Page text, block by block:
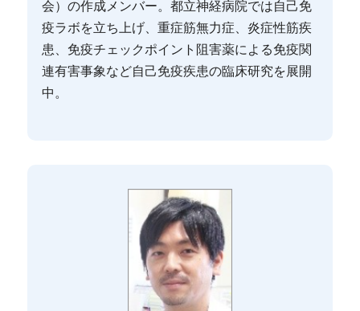
会）の作成メンバー。都立神経病院では自己免
疫ラボを立ち上げ、重症筋無力症、炎症性筋疾
患、免疫チェックポイント阻害薬による免疫関
連有害事象など自己免疫疾患の臨床研究を展開
中。